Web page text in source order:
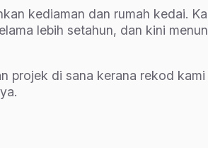
kediaman dan rumah kedai.
lebih setahun, dan kini
projek di sana kerana rekod